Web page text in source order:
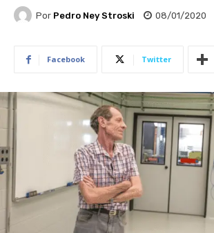
Por Pedro Ney Stroski 08/01/2020
Facebook Twitter